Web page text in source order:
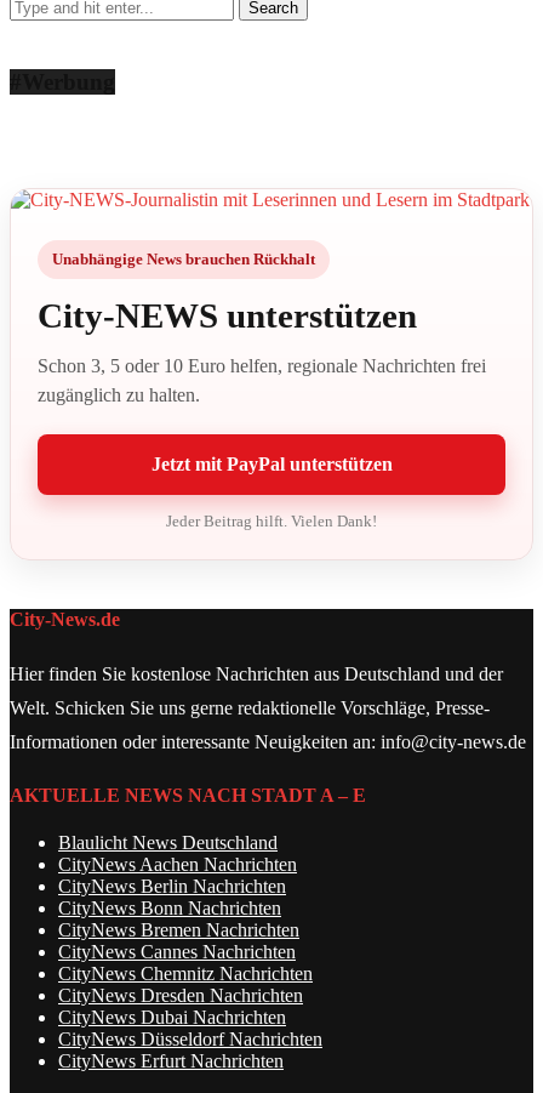
Unabhängige News brauchen Rückhalt
City-NEWS unterstützen
Schon 3, 5 oder 10 Euro helfen, regionale Nachrichten frei
zugänglich zu halten.
Jetzt mit PayPal unterstützen
Jeder Beitrag hilft. Vielen Dank!
City-News.de
Hier finden Sie kostenlose Nachrichten aus Deutschland und der
Welt. Schicken Sie uns gerne redaktionelle Vorschläge, Presse-
Informationen oder interessante Neuigkeiten an: info@city-news.de
AKTUELLE NEWS NACH STADT A – E
Blaulicht News Deutschland
CityNews Aachen Nachrichten
CityNews Berlin Nachrichten
CityNews Bonn Nachrichten
CityNews Bremen Nachrichten
CityNews Cannes Nachrichten
CityNews Chemnitz Nachrichten
CityNews Dresden Nachrichten
CityNews Dubai Nachrichten
CityNews Düsseldorf Nachrichten
CityNews Erfurt Nachrichten